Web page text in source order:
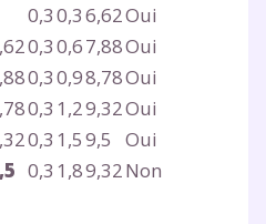
0,30,36,62Oui
0,30,67,88Oui
0,30,98,78Oui
0,3 1,29,32Oui
0,3 1,59,5
Oui
0,3 1,89,32Non